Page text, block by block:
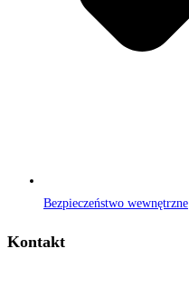
Bezpieczeństwo wewnętrzne
Kontakt